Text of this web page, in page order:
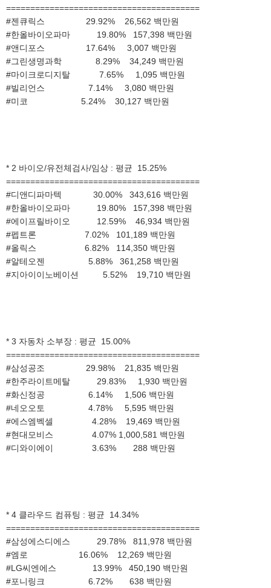
========================================
#젠큐릭스 29.92% 26,562 백만원
#한올바이오파마 19.80% 157,398 백만원
#앤디포스 17.64% 3,007 백만원
#그린생명과학 8.29% 34,249 백만원
#마이크로디지탈 7.65% 1,095 백만원
#빌리언스 7.14% 3,080 백만원
#미코 5.24% 30,127 백만원
* 2 바이오/유전체검사/임상 : 평균 15.25%
========================================
#디앤디파마텍 30.00% 343,616 백만원
#한올바이오파마 19.80% 157,398 백만원
#에이프릴바이오 12.59% 46,934 백만원
#펩트론 7.02% 101,189 백만원
#올릭스 6.82% 114,350 백만원
#알테오젠 5.88% 361,258 백만원
#지아이이노베이션 5.52% 19,710 백만원
* 3 자동차 소부장 : 평균 15.00%
========================================
#삼성공조 29.98% 21,835 백만원
#한주라이트메탈 29.83% 1,930 백만원
#화신정공 6.14% 1,506 백만원
#네오오토 4.78% 5,595 백만원
#에스엠벡셀 4.28% 19,469 백만원
#현대모비스 4.07% 1,000,581 백만원
#디와이에이 3.63% 288 백만원
* 4 클라우드 컴퓨팅 : 평균 14.34%
========================================
#삼성에스디에스 29.78% 811,978 백만원
#엠로 16.06% 12,269 백만원
#LG씨엔에스 13.99% 450,190 백만원
#포니링크 6.72% 638 백만원